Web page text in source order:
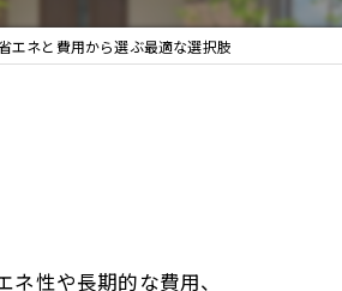
エネと費用から選ぶ最適な選択肢
性や長期的な費用、